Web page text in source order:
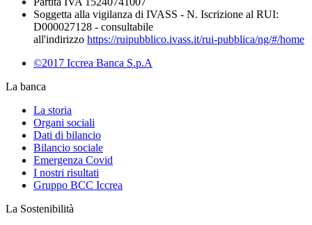
Soggetta alla vigilanza di IVASS - N. Iscrizione al RUI:
D000027128 - consultabile
all'indirizzo https://ruipubblico.ivass.it/rui-pubblica/ng/#/home
©2017 Iccrea Banca S.p.A
La banca
La storia
Organi sociali
Dati di bilancio
Bilancio sociale
Emergenza Covid
I nostri risultati
Gruppo BCC Iccrea
La Sostenibilità